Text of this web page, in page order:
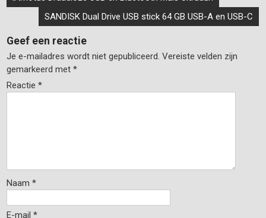
navigatieSANDISK Dual Drive USB stick 64 GB USB-A en USB-C
Geef een reactie
Je e-mailadres wordt niet gepubliceerd. Vereiste velden zijn
gemarkeerd met*
Reactie*
Naam*
E-mail*